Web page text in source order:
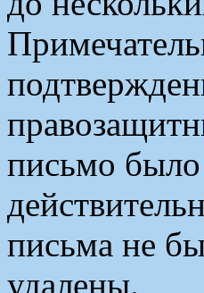
письмо было
письма не
удалены.